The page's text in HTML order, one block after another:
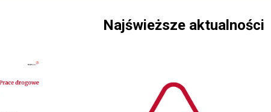
Najświeższe aktualności